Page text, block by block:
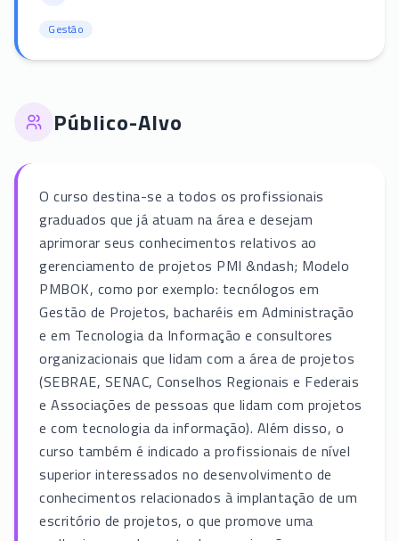
Gestão
Público-Alvo
O curso destina-se a todos os profissionais
graduados que já atuam na área e desejam
aprimorar seus conhecimentos relativos ao
gerenciamento de projetos PMI &ndash; Modelo
PMBOK, como por exemplo: tecnólogos em
Gestão de Projetos, bacharéis em Administração
e em Tecnologia da Informação e consultores
organizacionais que lidam com a área de projetos
(SEBRAE, SENAC, Conselhos Regionais e Federais
e Associações de pessoas que lidam com projetos
e com tecnologia da informação). Além disso, o
curso também é indicado a profissionais de nível
superior interessados no desenvolvimento de
conhecimentos relacionados à implantação de um
escritório de projetos, o que promove uma